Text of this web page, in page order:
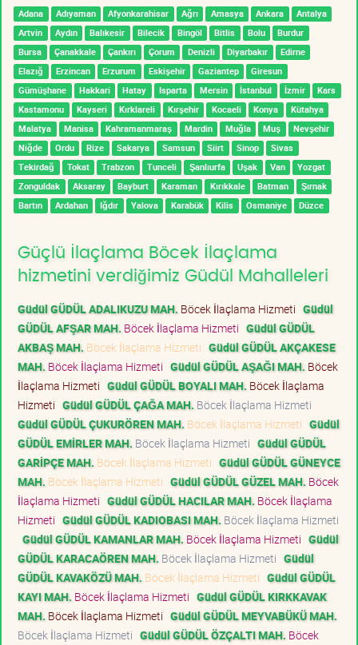
Adana Adıyaman Afyonkarahisar Ağrı Amasya Ankara
Antalya
Artvin
Aydın Balıkesir Bilecik Bingöl Bitlis Bolu
Burdur
Bursa
Çanakkale Çankırı Çorum Denizli Diyarbakır
Edirne
Elazığ
Erzincan Erzurum Eskişehir Gaziantep
Giresun
Gümüşhane
Hakkari Hatay Isparta Mersin İstanbul İzmir
Kars
Kastamonu
Kayseri Kırklareli Kırşehir Kocaeli Konya
Kütahya
Malatya
Manisa Kahramanmaraş Mardin Muğla Muş
Nevşehir
Niğde
Ordu Rize Sakarya Samsun Siirt Sinop
Sivas
Tekirdağ
Tokat Trabzon Tunceli Şanlıurfa Uşak Van
Yozgat
Zonguldak
Aksaray Bayburt Karaman Kırıkkale Batman
Şırnak
Bartın
Ardahan Iğdır Yalova Karabük Kilis Osmaniye Düzce
Güçlü İlaçlama Böcek İlaçlama
hizmetini verdiğimiz Güdül Mahalleleri
Güdül GÜDÜL ADALIKUZU MAH. Böcek İlaçlama Hizmeti Güdül
GÜDÜL AFŞAR MAH. Böcek İlaçlama Hizmeti Güdül GÜDÜL
AKBAŞ MAH. Böcek İlaçlama Hizmeti Güdül GÜDÜL AKÇAKESE
MAH. Böcek İlaçlama Hizmeti Güdül GÜDÜL AŞAĞI MAH. Böcek
İlaçlama Hizmeti Güdül GÜDÜL BOYALI MAH. Böcek İlaçlama
Hizmeti Güdül GÜDÜL ÇAĞA MAH. Böcek İlaçlama Hizmeti
Güdül GÜDÜL ÇUKURÖREN MAH. Böcek İlaçlama Hizmeti Güdül
GÜDÜL EMİRLER MAH. Böcek İlaçlama Hizmeti Güdül GÜDÜL
GARİPÇE MAH. Böcek İlaçlama Hizmeti Güdül GÜDÜL GÜNEYCE
MAH. Böcek İlaçlama Hizmeti Güdül GÜDÜL GÜZEL MAH. Böcek
İlaçlama Hizmeti Güdül GÜDÜL HACILAR MAH. Böcek İlaçlama
Hizmeti Güdül GÜDÜL KADIOBASI MAH. Böcek İlaçlama Hizmeti
Güdül GÜDÜL KAMANLAR MAH. Böcek İlaçlama Hizmeti Güdül
GÜDÜL KARACAÖREN MAH. Böcek İlaçlama Hizmeti Güdül
GÜDÜL KAVAKÖZÜ MAH. Böcek İlaçlama Hizmeti Güdül GÜDÜL
KAYI MAH. Böcek İlaçlama Hizmeti Güdül GÜDÜL KIRKKAVAK
MAH. Böcek İlaçlama Hizmeti Güdül GÜDÜL MEYVABÜKÜ MAH.
Böcek İlaçlama Hizmeti Güdül GÜDÜL ÖZÇALTI MAH. Böcek